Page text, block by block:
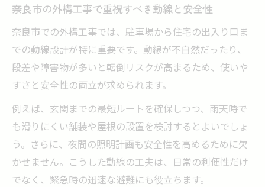
夫
奈良市で人気の外構工事費用節約ポイント
外構コンクリート駐車場の費用内訳を徹底
解説
感
外構工事を活用したDIYと専門業者の使い分
け
奈良の外構工事で注目される最新トレンド
奈良市の外構工事で重視すべき動線と安全性
奈良市での外構工事では、駐車場から住宅の出入り口ま
での動線設計が特に重要です。動線が不自然だったり、
段差や障害物が多いと転倒リスクが高まるため、使いや
すさと安全性の両立が求められます。
例えば、玄関までの最短ルートを確保しつつ、雨天時で
も滑りにくい舗装や屋根の設置を検討するとよいでしょ
う。さらに、夜間の照明計画も安全性を高めるために欠
かせません。こうした動線の工夫は、日常の利便性だけ
でなく、緊急時の迅速な避難にも役立ちます。